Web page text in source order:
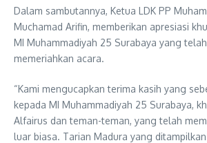
Dalam sambutannya, Ketua LDK PP
Muchamad Arifin, memberikan apresiasi
MI Muhammadiyah 25 Surabaya yang
memeriahkan acara.
“Kami mengucapkan terima kasih yang
kepada MI Muhammadiyah 25 Surabaya,
Alfairus dan teman-teman, yang telah
luar biasa. Tarian Madura yang